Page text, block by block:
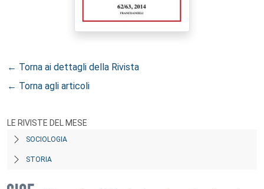
← Torna ai dettagli della Rivista
← Torna agli articoli
LE RIVISTE DEL MESE
SOCIOLOGIA
STORIA